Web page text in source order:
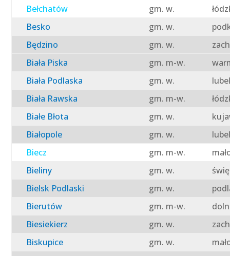
Bełchatów
gm. w.
Besko
gm. w.
Będzino
gm. w.
Biała Piska
gm. m-w.
Biała Podlaska
gm. w.
Biała Rawska
gm. m-w.
Białe Błota
gm. w.
Białopole
gm. w.
Biecz
gm. m-w.
Bieliny
gm. w.
Bielsk Podlaski
gm. w.
Bierutów
gm. m-w.
Biesiekierz
gm. w.
Biskupice
gm. w.